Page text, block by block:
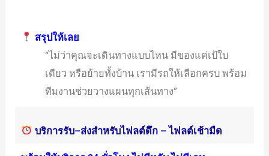
สรุปให้เลย
“ไม่ว่าคุณจะเดินทางแบบไหน มีของแค่เป้ใบ
เดียว หรือย้ายทั้งบ้าน เรามีรถให้เลือกครบ พร้อม
ทีมงานช่วยวางแผนทุกเส้นทาง”
บริการรับ–ส่งสำหรับไฟลต์ดึก – ไฟลต์เช้ามืด